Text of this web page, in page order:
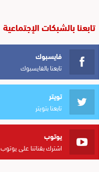
تابعنا بالشبكات الإجتماعية
فايسبوك
تابعنا بالفايسبوك
تويتر
تابعنا بتويتر
يوتوب
اشترك بقناتنا على يوتوب